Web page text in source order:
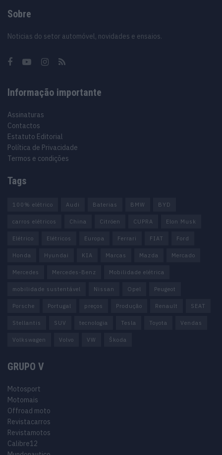
Sobre
Noticias do setor automóvel, novidades e ensaios.
Informação importante
Assinaturas
Contactos
Estatuto Editorial
Política de Privacidade
Termos e condições
Tags
100% elétrico Audi Baterias BMW BYD
carros elétricos China Citröen CUPRA Elon Musk
Elétrico Elétricos Europa Ferrari FIAT Ford
Honda Hyundai KIA Marcas Mazda Mercado
Mercedes Mercedes-Benz Mobilidade elétrica
mobilidade sustentável Nissan Opel Peugeot
Porsche Portugal preços Produção Renault SEAT
Stellantis SUV tecnologia Tesla Toyota Vendas
Volkswagen Volvo VW Škoda
GRUPO V
Motosport
Motomais
Offroad moto
Revistacarros
Revistamotos
Calibre12